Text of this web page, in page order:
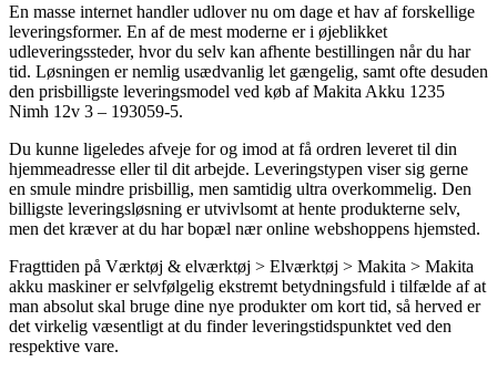
En masse internet handler udlover nu om dage et hav af forskellige
leveringsformer. En af de mest moderne er i øjeblikket
udleveringssteder, hvor du selv kan afhente bestillingen når du har
tid. Løsningen er nemlig usædvanlig let gængelig, samt ofte desuden
den prisbilligste leveringsmodel ved køb af Makita Akku 1235
Nimh 12v 3 – 193059-5.
Du kunne ligeledes afveje for og imod at få ordren leveret til din
hjemmeadresse eller til dit arbejde. Leveringstypen viser sig gerne
en smule mindre prisbillig, men samtidig ultra overkommelig. Den
billigste leveringsløsning er utvivlsomt at hente produkterne selv,
men det kræver at du har bopæl nær online webshoppens hjemsted.
Fragttiden på Værktøj & elværktøj > Elværktøj > Makita > Makita
akku maskiner er selvfølgelig ekstremt betydningsfuld i tilfælde af at
man absolut skal bruge dine nye produkter om kort tid, så herved er
det virkelig væsentligt at du finder leveringstidspunktet ved den
respektive vare.